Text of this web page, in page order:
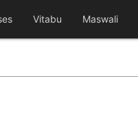
Vitabu Maswali